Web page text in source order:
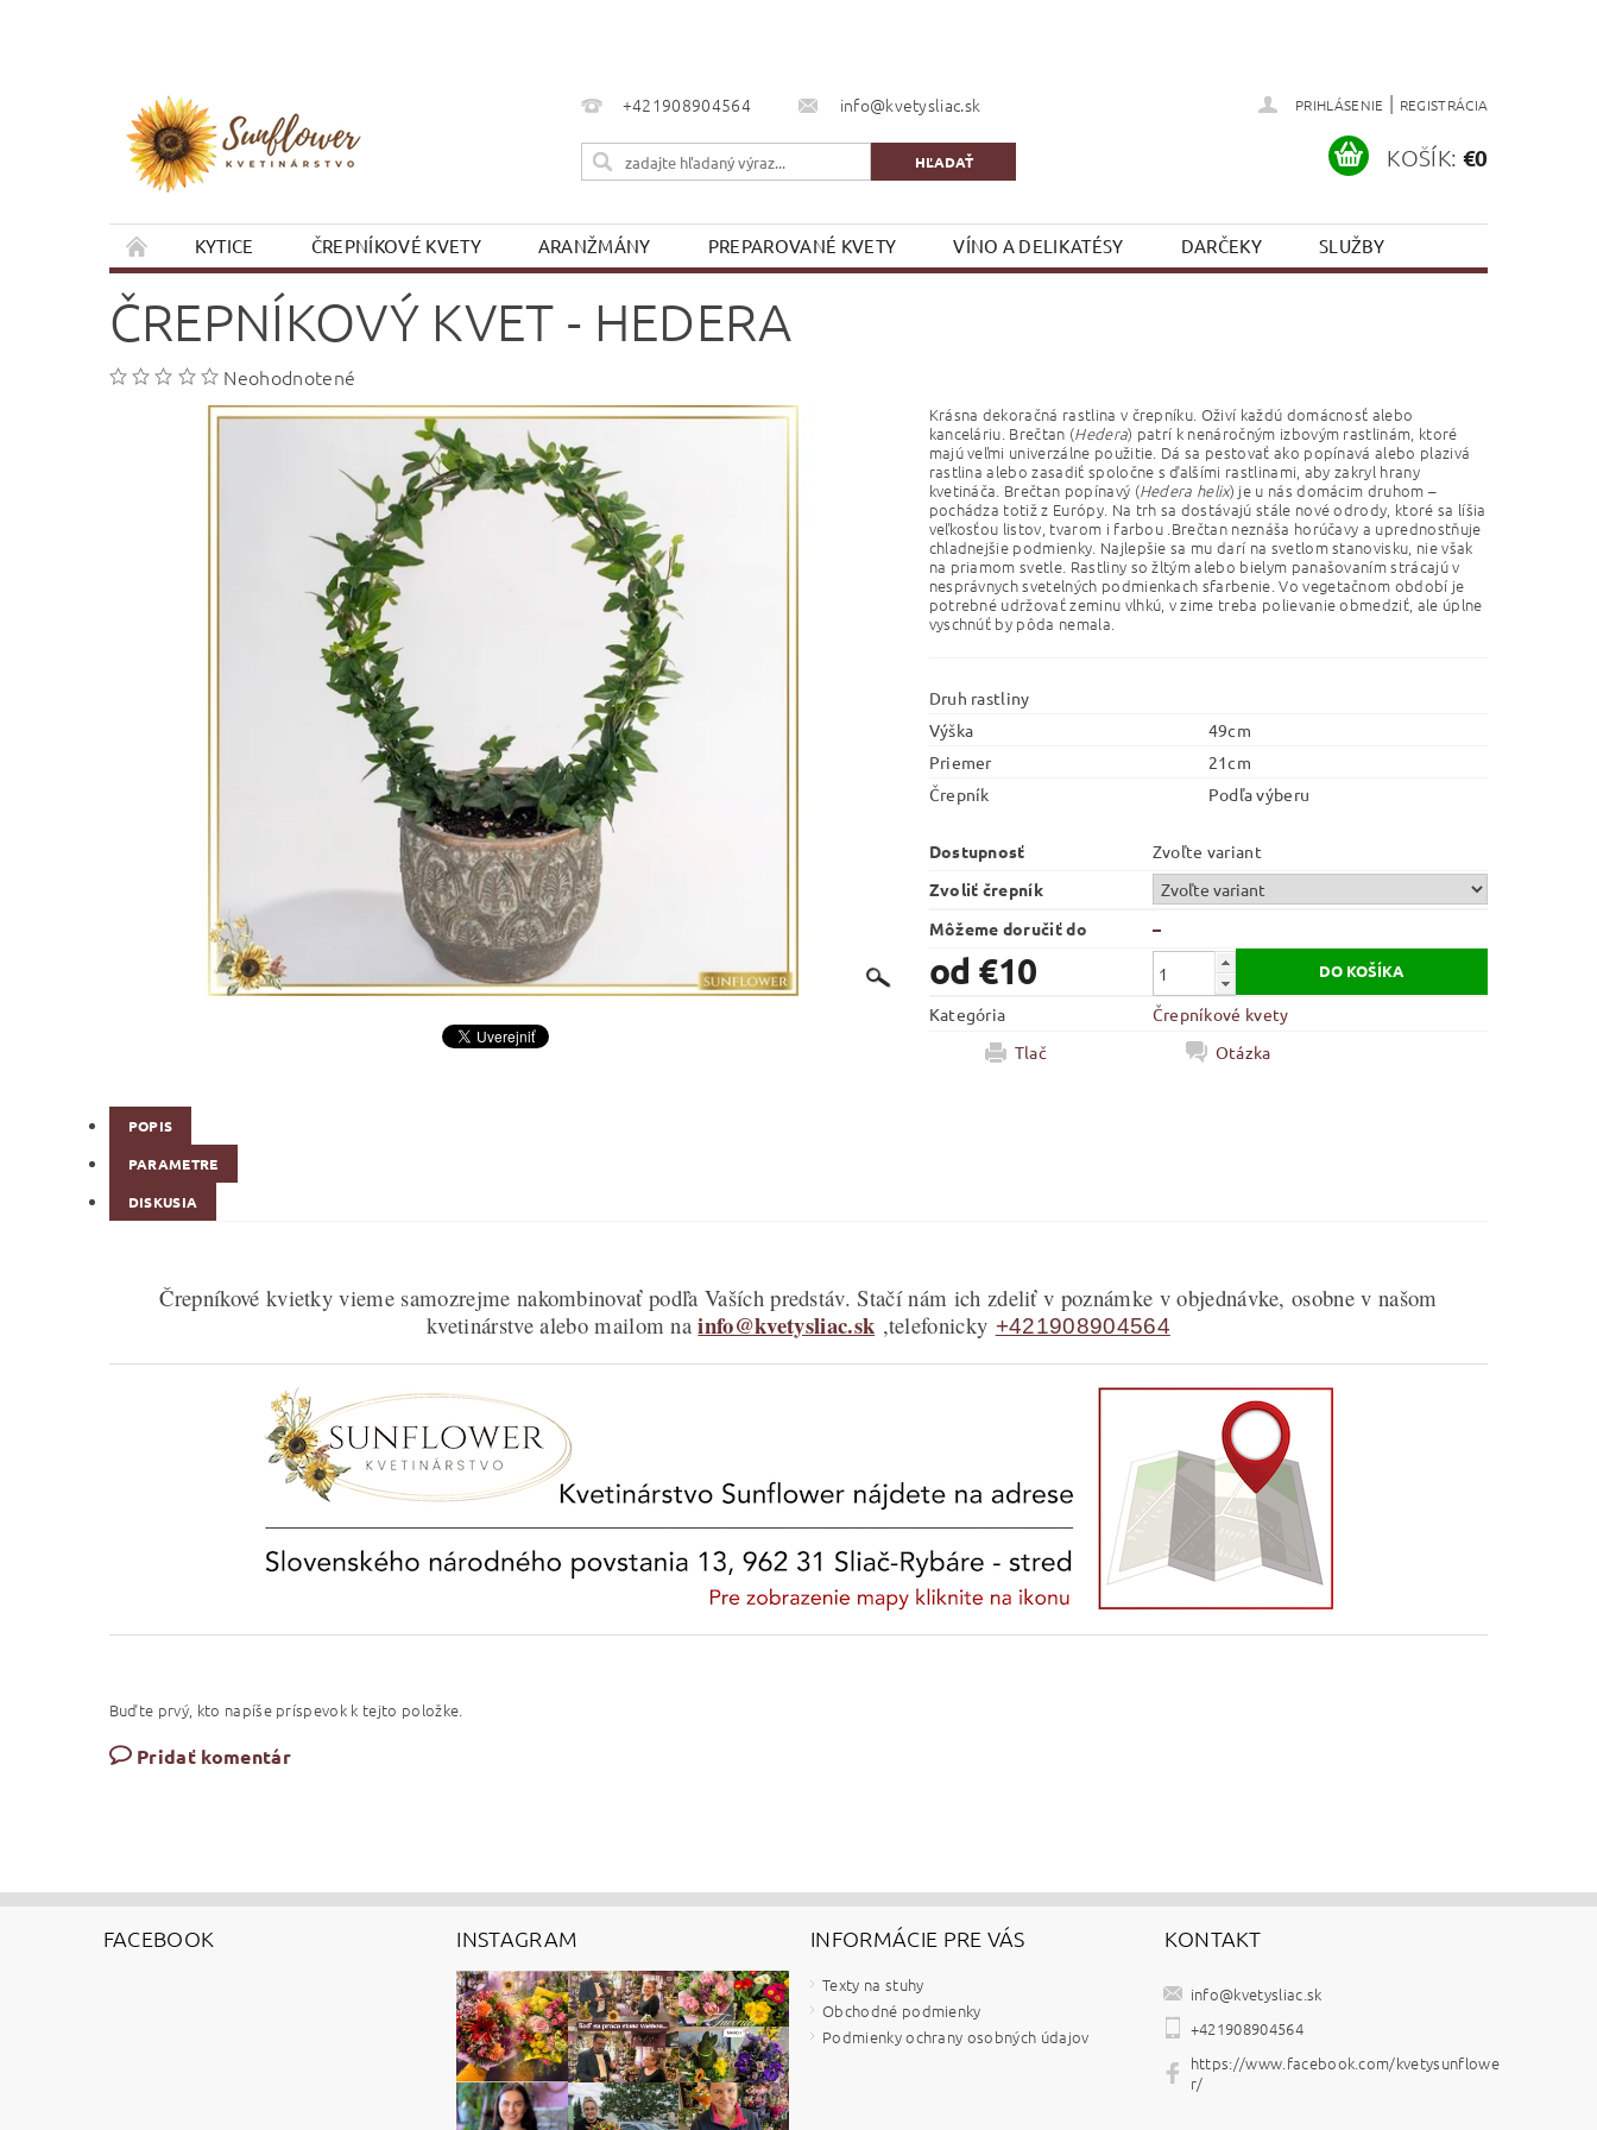
+421908904564 info@kvetysliac.sk PRIHLÁSENIE | REGISTRÁCIA
KOŠÍK: €0
KYTICE ČREPNÍKOVÉ KVETY ARANŽMÁNY PREPAROVANÉ KVETY VÍNO A DELIKATÉSY DARČEKY
SLUŽBY
OBCHODNÉ PODMIENKY
ČREPNÍKOVÝ KVET - HEDERA
Neohodnotené
Krásna dekoračná rastlina v črepníku. Oživí každú domácnosť alebo
kanceláriu. Brečtan (Hedera) patrí k nenáročným izbovým rastlinám, ktoré
majú veľmi univerzálne použitie. Dá sa pestovať ako popínavá alebo plazivá
rastlina alebo zasadiť spoločne s ďalšími rastlinami, aby zakryl hrany
kvetináča. Brečtan popínavý (Hedera helix) je u nás domácim druhom –
pochádza totiž z Európy. Na trh sa dostávajú stále nové odrody, ktoré sa líšia
veľkosťou listov, tvarom i farbou .Brečtan neznáša horúčavy a uprednostňuje
chladnejšie podmienky. Najlepšie sa mu darí na svetlom stanovisku, nie však
na priamom svetle. Rastliny so žltým alebo bielym panašovaním strácajú v
nesprávnych svetelných podmienkach sfarbenie. Vo vegetačnom období je
potrebné udržovať zeminu vlhkú, v zime treba polievanie obmedziť, ale úplne
vyschnúť by pôda nemala.
Druh rastliny
Výška
49cm
Priemer
21cm
Črepník
Podľa výberu
Dostupnosť
Zvoľte variant
Zvoliť črepník
Môžeme doručiť do
–
od €10
Kategória
Črepníkové kvety
Tlač
Otázka
POPIS
PARAMETRE
DISKUSIA
Črepníkové kvietky vieme samozrejme nakombinovať podľa Vaších predstáv. Stačí nám ich zdeliť v poznámke v objednávke, osobne v našom
kvetinárstve alebo mailom nainfo@kvetysliac.sk ,telefonicky +421908904564
Buďte prvý, kto napíše príspevok k tejto položke.
Pridať komentár
FACEBOOK INSTAGRAM INFORMÁCIE PRE VÁS
Texty na stuhy
Obchodné podmienky
Podmienky ochrany osobných údajov
KONTAKT
info@kvetysliac.sk
+421908904564
https://www.facebook.com/kvetysunflowe
r/